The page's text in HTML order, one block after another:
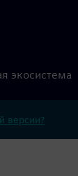
экосистема
версии?